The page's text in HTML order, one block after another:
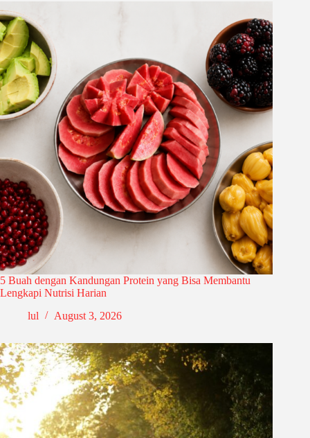
5 Buah dengan Kandungan Protein yang Bisa Membantu
Lengkapi Nutrisi Harian
lul
August 3, 2026